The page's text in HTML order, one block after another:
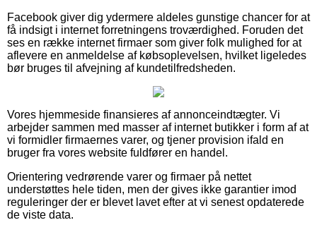
Facebook giver dig ydermere aldeles gunstige chancer for at
få indsigt i internet forretningens troværdighed. Foruden det
ses en række internet firmaer som giver folk mulighed for at
aflevere en anmeldelse af købsoplevelsen, hvilket ligeledes
bør bruges til afvejning af kundetilfredsheden.
Vores hjemmeside finansieres af annonceindtægter. Vi
arbejder sammen med masser af internet butikker i form af at
vi formidler firmaernes varer, og tjener provision ifald en
bruger fra vores website fuldfører en handel.
Orientering vedrørende varer og firmaer på nettet
understøttes hele tiden, men der gives ikke garantier imod
reguleringer der er blevet lavet efter at vi senest opdaterede
de viste data.